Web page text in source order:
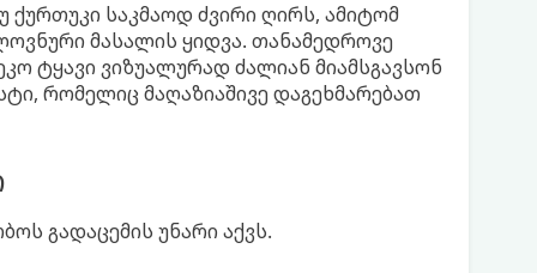
ქურთუკი საკმაოდ ძვირი ღირს, ამიტომ
მასალის ყიდვა. თანამედროვე
ტყავი ვიზუალურად ძალიან მიამსგავსონ
რომელიც მაღაზიაშივე დაგეხმარებათ
გადაცემის უნარი აქვს.